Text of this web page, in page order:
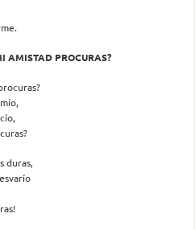
AMISTAD PROCURAS?
duras,